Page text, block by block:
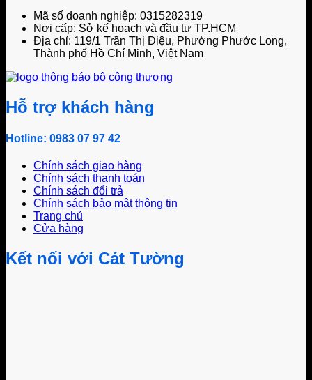
Mã số doanh nghiệp: 0315282319
Nơi cấp: Sở kế hoạch và đầu tư TP.HCM
Địa chỉ: 119/1 Trần Thị Điệu, Phường Phước Long,
Thành phố Hồ Chí Minh, Việt Nam
Hỗ trợ khách hàng
Hotline: 0983 07 97 42
Chính sách giao hàng
Chính sách thanh toán
Chính sách đổi trả
Chính sách bảo mật thông tin
Trang chủ
Cửa hàng
Kết nối với Cát Tường